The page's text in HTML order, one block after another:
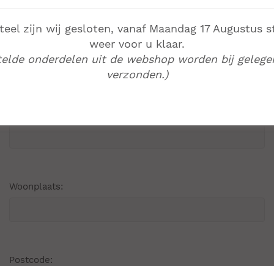
Woonplaats:
Postcode:
zijn wij gesloten, vanaf Maandag 17 Augustus
weer voor u klaar.
onderdelen uit de webshop worden bij
verzonden.)